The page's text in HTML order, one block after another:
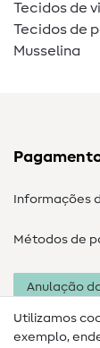
Tecidos de
Tecidos de
Musselina
Informações
Métodos de
Anulação
Utilizamos
exemplo,